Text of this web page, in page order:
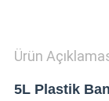
Ürün
5L Plastik